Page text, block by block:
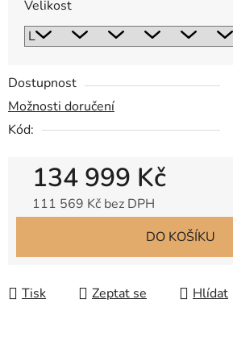
Velikost
Dostupnost
Možnosti doručení
Kód:
134 999 Kč
111 569 Kč bez DPH
DO KOŠÍKU
Tisk Zeptat se Hlídat